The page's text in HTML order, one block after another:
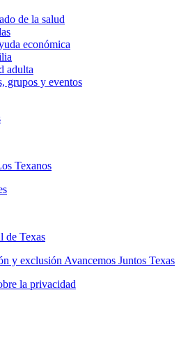
de la salud
económica
adulta
grupos y eventos
Texanos
de Texas
y exclusión Avancemos Juntos Texas
la privacidad